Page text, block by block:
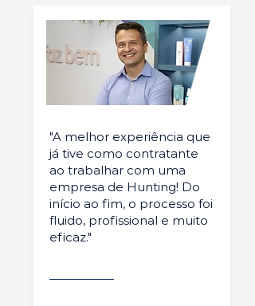
"A melhor experiência que
já tive como contratante
ao trabalhar com uma
empresa de Hunting! Do
início ao fim, o processo foi
fluido, profissional e muito
eficaz."